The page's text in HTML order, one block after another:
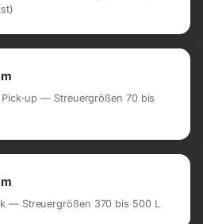
Pick-up — Streuergrößen 70 bis
— Streuergrößen 370 bis 500 L